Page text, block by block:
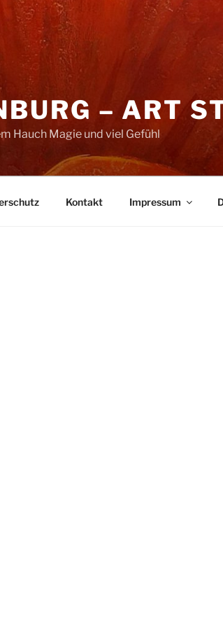
– ART
Hauch Magie und viel Gefühl
Kontakt Impressum